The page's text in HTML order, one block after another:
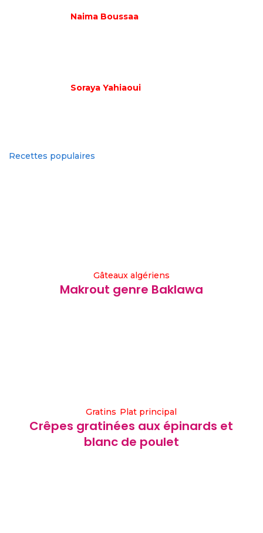
Naima Boussaa
Soraya Yahiaoui
Recettes populaires
Gâteaux algériens
Makrout genre Baklawa
Gratins Plat principal
Crêpes gratinées aux épinards et
blanc de poulet